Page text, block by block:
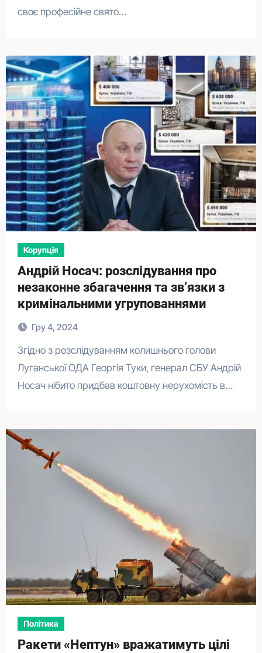
своє професійне свято…
Корупція
Андрій Носач: розслідування про
незаконне збагачення та зв’язки з
кримінальними угрупованнями
Гру 4, 2024
Згідно з розслідуванням колишнього голови
Луганської ОДА Георгія Туки, генерал СБУ Андрій
Носач нібито придбав коштовну нерухомість в…
Політика
Ракети «Нептун» вражатимуть цілі